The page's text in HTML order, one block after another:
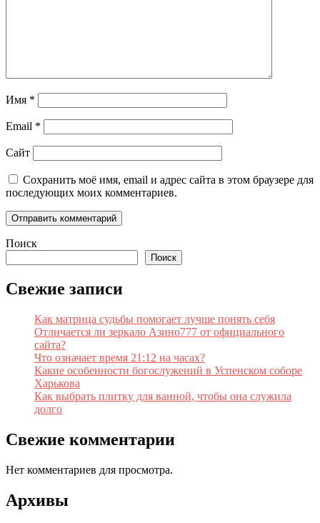
Имя *
Email *
Сайт
Сохранить моё имя, email и адрес сайта в этом браузере для
последующих моих комментариев.
Поиск
Поиск
Свежие записи
Как матрица судьбы помогает лучше понять себя
Отличается ли зеркало Азино777 от официального
сайта?
Что означает время 21:12 на часах?
Какие особенности богослужений в Успенском соборе
Харькова
Как выбрать плитку для ванной, чтобы она служила
долго
Свежие комментарии
Нет комментариев для просмотра.
Архивы